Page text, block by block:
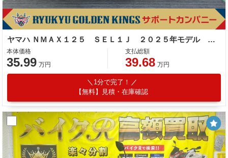
ヤマハ ＮＭＡＸ１２５ ＳＥＬ１Ｊ ２０２５年モデル ブルーイッシュグレーカクテル２
本体価格
35.99 万円
支払総額
39.68 万円
1分で完了！
【無料】見積・在庫確認